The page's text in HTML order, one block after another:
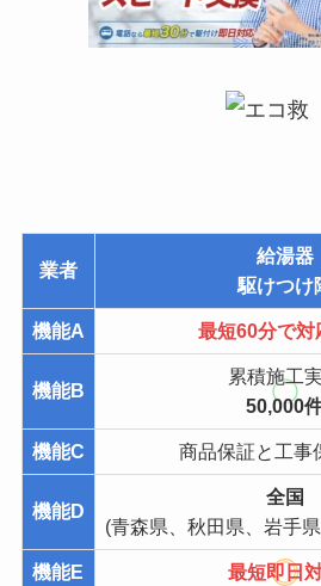
業者
給湯器
駆けつけ
機能A 最短60分で対
機能B
累積施工
50,000
機能C 商品保証と工事
機能D
全国
(青森県、秋田県、岩手
機能E 最短即日